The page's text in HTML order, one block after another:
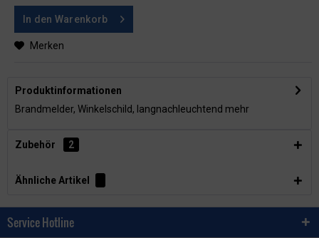
In den Warenkorb
Merken
Produktinformationen
Brandmelder, Winkelschild, langnachleuchtend mehr
Zubehör 2
Ähnliche Artikel
Service Hotline